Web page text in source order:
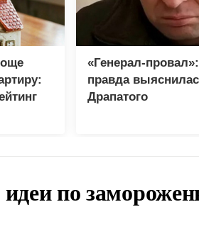
«Генерал-
правда
Драпатого
по